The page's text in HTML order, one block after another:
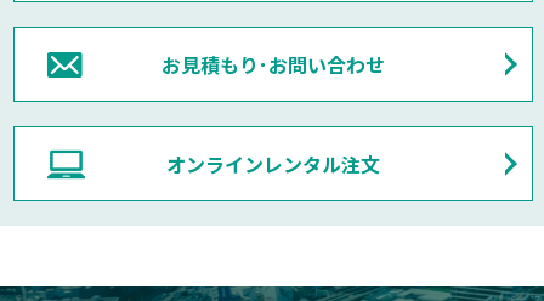
お見積もり･お問い合わせ
オンラインレンタル注文